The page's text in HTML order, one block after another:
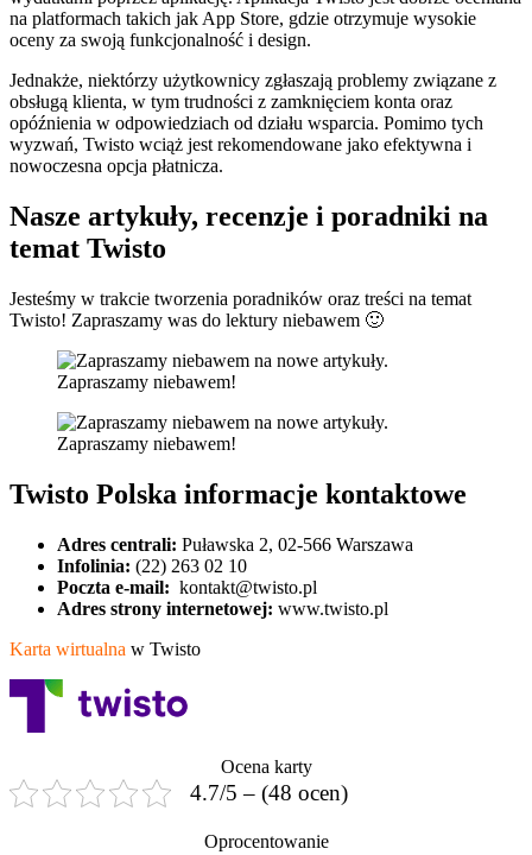
na platformach takich jak App Store, gdzie otrzymuje wysokie
oceny za swoją funkcjonalność i design.
Jednakże, niektórzy użytkownicy zgłaszają problemy związane z
obsługą klienta, w tym trudności z zamknięciem konta oraz
opóźnienia w odpowiedziach od działu wsparcia. Pomimo tych
wyzwań, Twisto wciąż jest rekomendowane jako efektywna i
nowoczesna opcja płatnicza.
Nasze artykuły, recenzje i poradniki na
temat Twisto
Jesteśmy w trakcie tworzenia poradników oraz treści na temat
Twisto! Zapraszamy was do lektury niebawem 🙂
Zapraszamy niebawem!
Zapraszamy niebawem!
Twisto Polska informacje kontaktowe
Adres centrali: Puławska 2, 02-566 Warszawa
Infolinia: (22) 263 02 10
Poczta e-mail: kontakt@twisto.pl
Adres strony internetowej: www.twisto.pl
Karta wirtualna w Twisto
Ocena karty
4.7/5 – (48 ocen)
Oprocentowanie